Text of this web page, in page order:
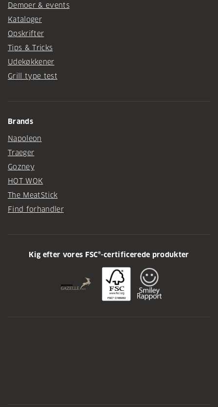
Demoer & events
Kataloger
Opskrifter
Tips & Tricks
Udekøkkener
Grill type test
Brands
Napoleon
Traeger
Gozney
HOT WOK
The MeatStick
Find forhandler
Kig efter vores FSC®-certificerede produkter